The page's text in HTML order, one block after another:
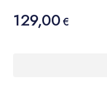
Hinta
129,00 €
129,00€